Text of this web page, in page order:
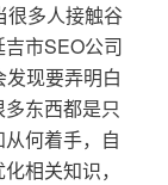
很多人接触谷
市SEO公司
现要弄明白
东西都是只
何着手，自
相关知识，